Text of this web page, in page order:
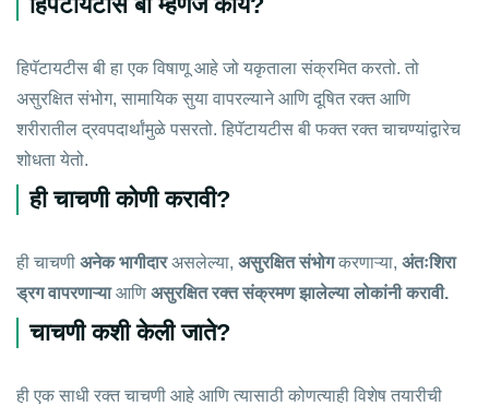
हिपॅटायटीस बी हा एक विषाणू आहे जो यकृताला संक्रमित करतो. तो
असुरक्षित संभोग, सामायिक सुया वापरल्याने आणि दूषित रक्त आणि
शरीरातील द्रवपदार्थांमुळे पसरतो. हिपॅटायटीस बी फक्त रक्त चाचण्यांद्वारेच
शोधता येतो.
ही चाचणी कोणी करावी?
ही चाचणी अनेक भागीदारअसलेल्या, असुरक्षित संभोगकरणाऱ्या, अंतःशिरा
ड्रग वापरणाऱ्याआणि असुरक्षित रक्त संक्रमण झालेल्या लोकांनी करावी.
चाचणी कशी केली जाते?
ही एक साधी रक्त चाचणी आहे आणि त्यासाठी कोणत्याही विशेष तयारीची